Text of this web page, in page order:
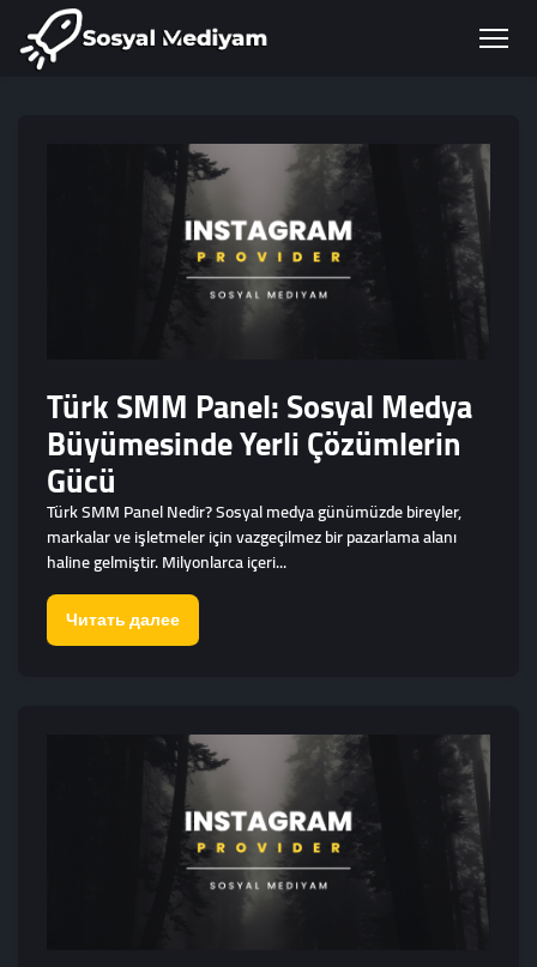
Türk SMM Panel: Sosyal Medya
Büyümesinde Yerli Çözümlerin
Gücü
Türk SMM Panel Nedir? Sosyal medya günümüzde bireyler,
markalar ve işletmeler için vazgeçilmez bir pazarlama alanı
haline gelmiştir. Milyonlarca içeri...
Читать далее